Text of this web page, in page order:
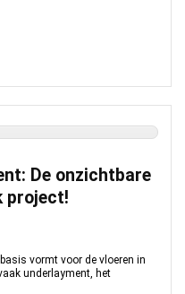
De onzichtbare
project!
vormt voor de vloeren in
underlayment, het